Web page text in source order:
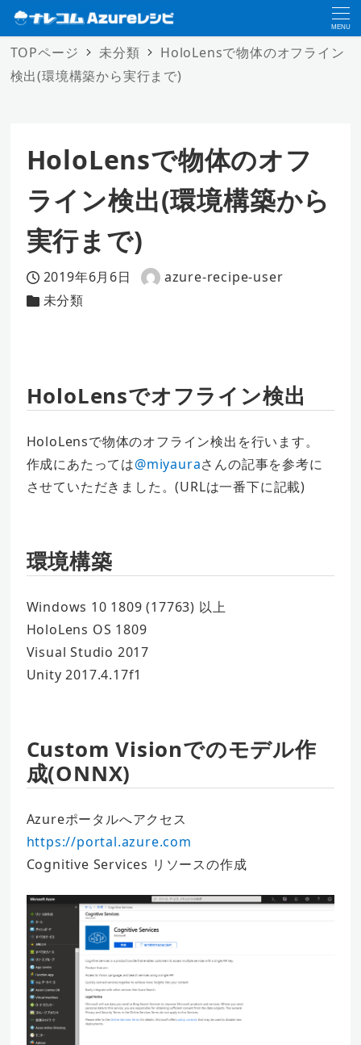
MENU
TOPページ 未分類
HoloLensで物体のオフライン
検出(環境構築から実行まで)
HoloLensで物体のオフ
ライン検出(環境構築から
実行まで)
投稿日
2019年6月6日
著
azure-recipe-user
カテゴリー
未分類
HoloLensでオフライン検出
HoloLensで物体のオフライン検出を行います。
作成にあたっては@miyauraさんの記事を参考に
させていただきました。(URLは一番下に記載)
環境構築
Windows 10 1809 (17763) 以上
HoloLens OS 1809
Visual Studio 2017
Unity 2017.4.17f1
Custom Visionでのモデル作
成(ONNX)
Azureポータルへアクセス
https://portal.azure.com
Cognitive Services リソースの作成